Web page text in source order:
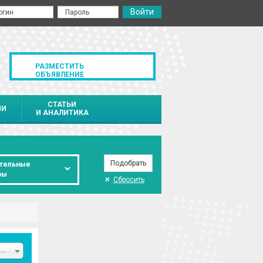
РАЗМЕСТИТЬ
ОБЪЯВЛЕНИЕ
СТАТЬИ
И АНАЛИТИКА
Сбросить
Новосибирская область